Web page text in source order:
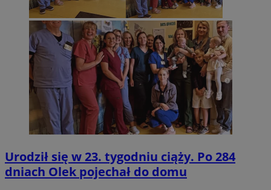
Urodził się w 23. tygodniu ciąży. Po 284
dniach Olek pojechał do domu